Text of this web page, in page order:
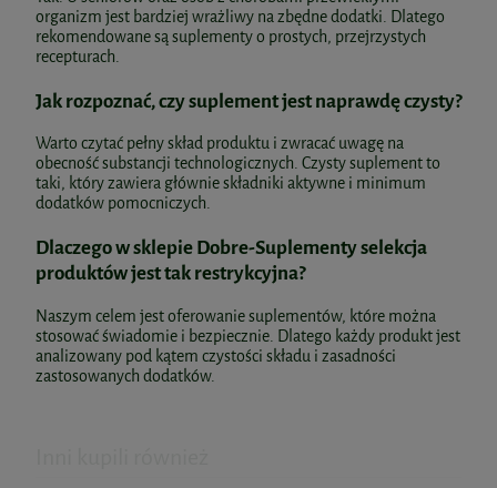
Spermidyna 60kaps. AuraHerbals
69,90 zł
do koszyka
BICAPS B COMPLEX 120kaps. Formeds
83,99 zł
do koszyka
Siarczan magnezu farmaceutyczny czysty
1 kg Biomus
12,49 zł
Cena regularna:12,90 zł
Najniższa cena:
do koszyka
Bicaps K2D3 MAX 60kaps. Formeds
organizm jest bardziej wrażliwy na zbędne dodatki. Dlatego
rekomendowane są suplementy o prostych, przejrzystych
recepturach.
Jak rozpoznać, czy suplement jest naprawdę czysty?
Warto czytać pełny skład produktu i zwracać uwagę na
obecność substancji technologicznych. Czysty suplement to
taki, który zawiera głównie składniki aktywne i minimum
dodatków pomocniczych.
Dlaczego w sklepie Dobre-Suplementy selekcja
produktów jest tak restrykcyjna?
Naszym celem jest oferowanie suplementów, które można
stosować świadomie i bezpiecznie. Dlatego każdy produkt jest
analizowany pod kątem czystości składu i zasadności
zastosowanych dodatków.